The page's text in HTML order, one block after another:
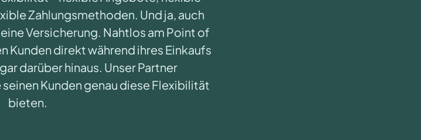
Zahlungsmethoden. Und ja, auch
Versicherung. Nahtlos am Point of
Kunden direkt während ihres Einkaufs
darüber hinaus. Unser Partner
Kunden genau diese Flexibilität
bieten.